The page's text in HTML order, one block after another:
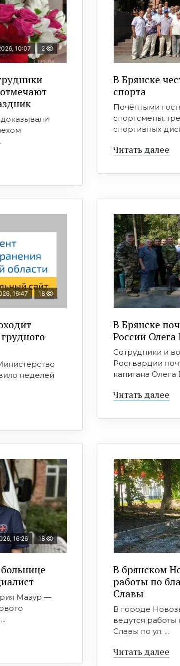
10:07 2
В Брянске
спорта
Почётными
спортсмены,
спортивных
Читать далее
16:47 18
неделей
В Брянске
России
Сотрудники и
Росгвардии
капитана Олега
Читать далее
16:26 18
Мазур —
В брянском
работы по
Славы
В городе
ведутся работы
Славы по ул. ...
Читать далее